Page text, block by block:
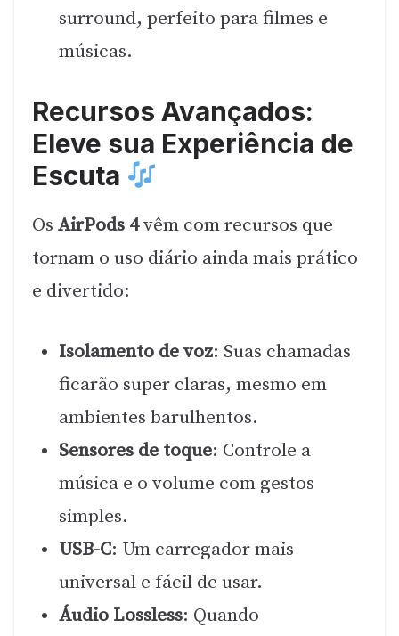
surround, perfeito para filmes e
músicas.
Recursos Avançados:
Eleve sua Experiência de
Escuta
Os AirPods 4vêm com recursos que
tornam o uso diário ainda mais prático
e divertido:
Isolamento de voz: Suas chamadas
ficarão super claras, mesmo em
ambientes barulhentos.
Sensores de toque: Controle a
música e o volume com gestos
simples.
USB-C: Um carregador mais
universal e fácil de usar.
Áudio Lossless: Quando